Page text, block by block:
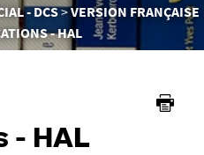
- DCS
VERSION FRANÇAISE
- HAL
- HAL